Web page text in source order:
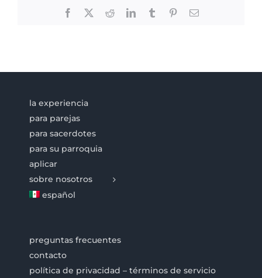
Facebook RedditLinkedInTumblr PinterestEmail
la experiencia
para parejas
para sacerdotes
para su parroquia
aplicar
sobre nosotros
español
preguntas frecuentes
contacto
política de privacidad – términos de servicio